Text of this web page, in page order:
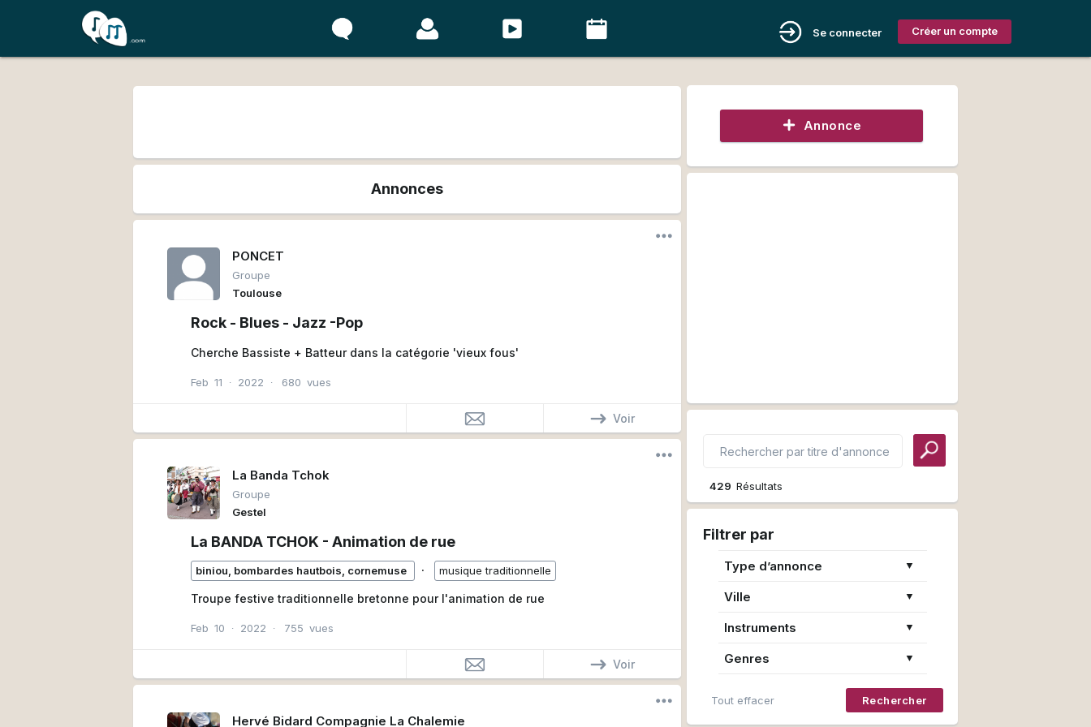
Créer un compte
Se connecter
Annonces
PONCET
Groupe
Toulouse
Rock - Blues - Jazz -Pop
Cherche Bassiste + Batteur dans la catégorie 'vieux fous'
Feb 11 ∙ 2022 ∙ 680 vues
Voir
La Banda Tchok
Groupe
Gestel
La BANDA TCHOK - Animation de rue
biniou, bombardes hautbois, cornemuse ∙ musique traditionnelle
Troupe festive traditionnelle bretonne pour l'animation de rue
Feb 10 ∙ 2022 ∙ 755 vues
Voir
Hervé Bidard Compagnie La Chalemie
Annonce
429 Résultats
Filtrer par
Type d’annonce ▼
Ville ▼
Instruments ▼
Genres ▼
Tout effacer Rechercher